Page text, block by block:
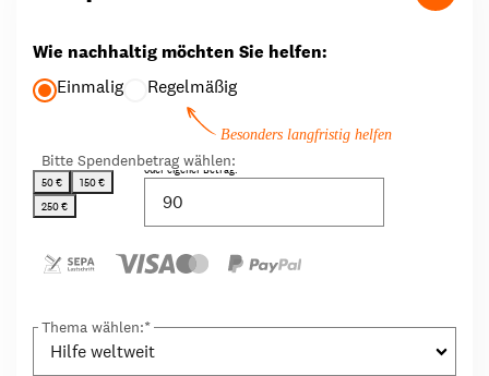
Wie nachhaltig möchten Sie helfen:
Einmalig
Regelmäßig
Besonders langfristig helfen
Bitte Spendenbetrag wählen:
50 €
150 €
250 €
oder eigener Betrag:
Thema wählen:*